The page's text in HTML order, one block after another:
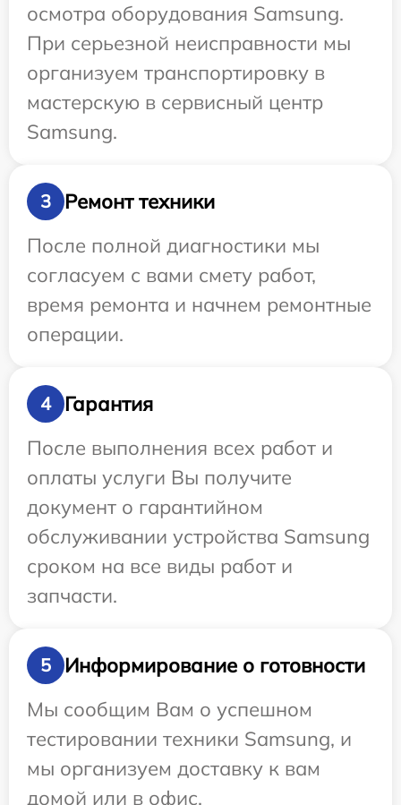
осмотра оборудования Samsung.
При серьезной неисправности мы
организуем транспортировку в
мастерскую в сервисный центр
Samsung.
3
Ремонт техники
После полной диагностики мы
согласуем с вами смету работ,
время ремонта и начнем ремонтные
операции.
4
Гарантия
После выполнения всех работ и
оплаты услуги Вы получите
документ о гарантийном
обслуживании устройства Samsung
сроком на все виды работ и
запчасти.
5
Информирование о готовности
Мы сообщим Вам о успешном
тестировании техники Samsung, и
мы организуем доставку к вам
домой или в офис.